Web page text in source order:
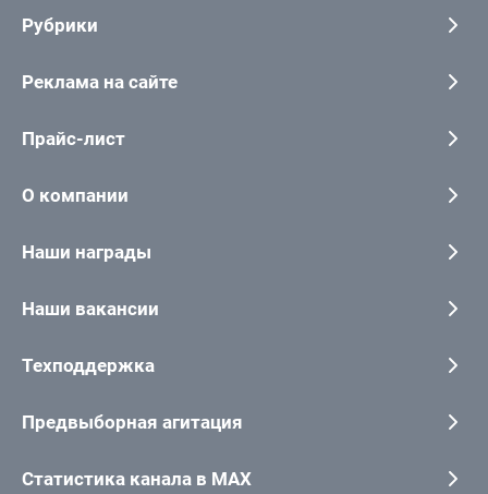
Рубрики
Реклама на сайте
Прайс-лист
О компании
Наши награды
Наши вакансии
Техподдержка
Предвыборная агитация
Статистика канала в MAX